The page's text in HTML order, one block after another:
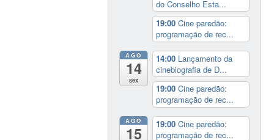
do Conselho Esta...
19:00Cine paredão:
programação de rec...
AGO
14
sex
14:00 Lançamento da
cinebiografia de D...
19:00Cine paredão:
programação de rec...
AGO
15
19:00Cine paredão:
programação de rec...